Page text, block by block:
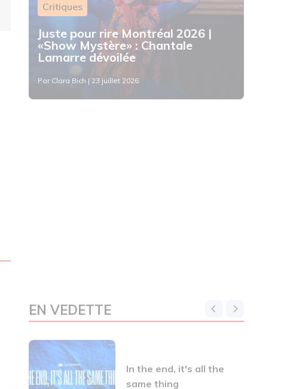
Critiques
Juste pour rire Montréal 2026 |
«Show Mystère» : Chantale
Lamarre dévoilée
Par Clara Bich | 23 juillet 2026
EN VEDETTE
In the end, it's all the
same thing